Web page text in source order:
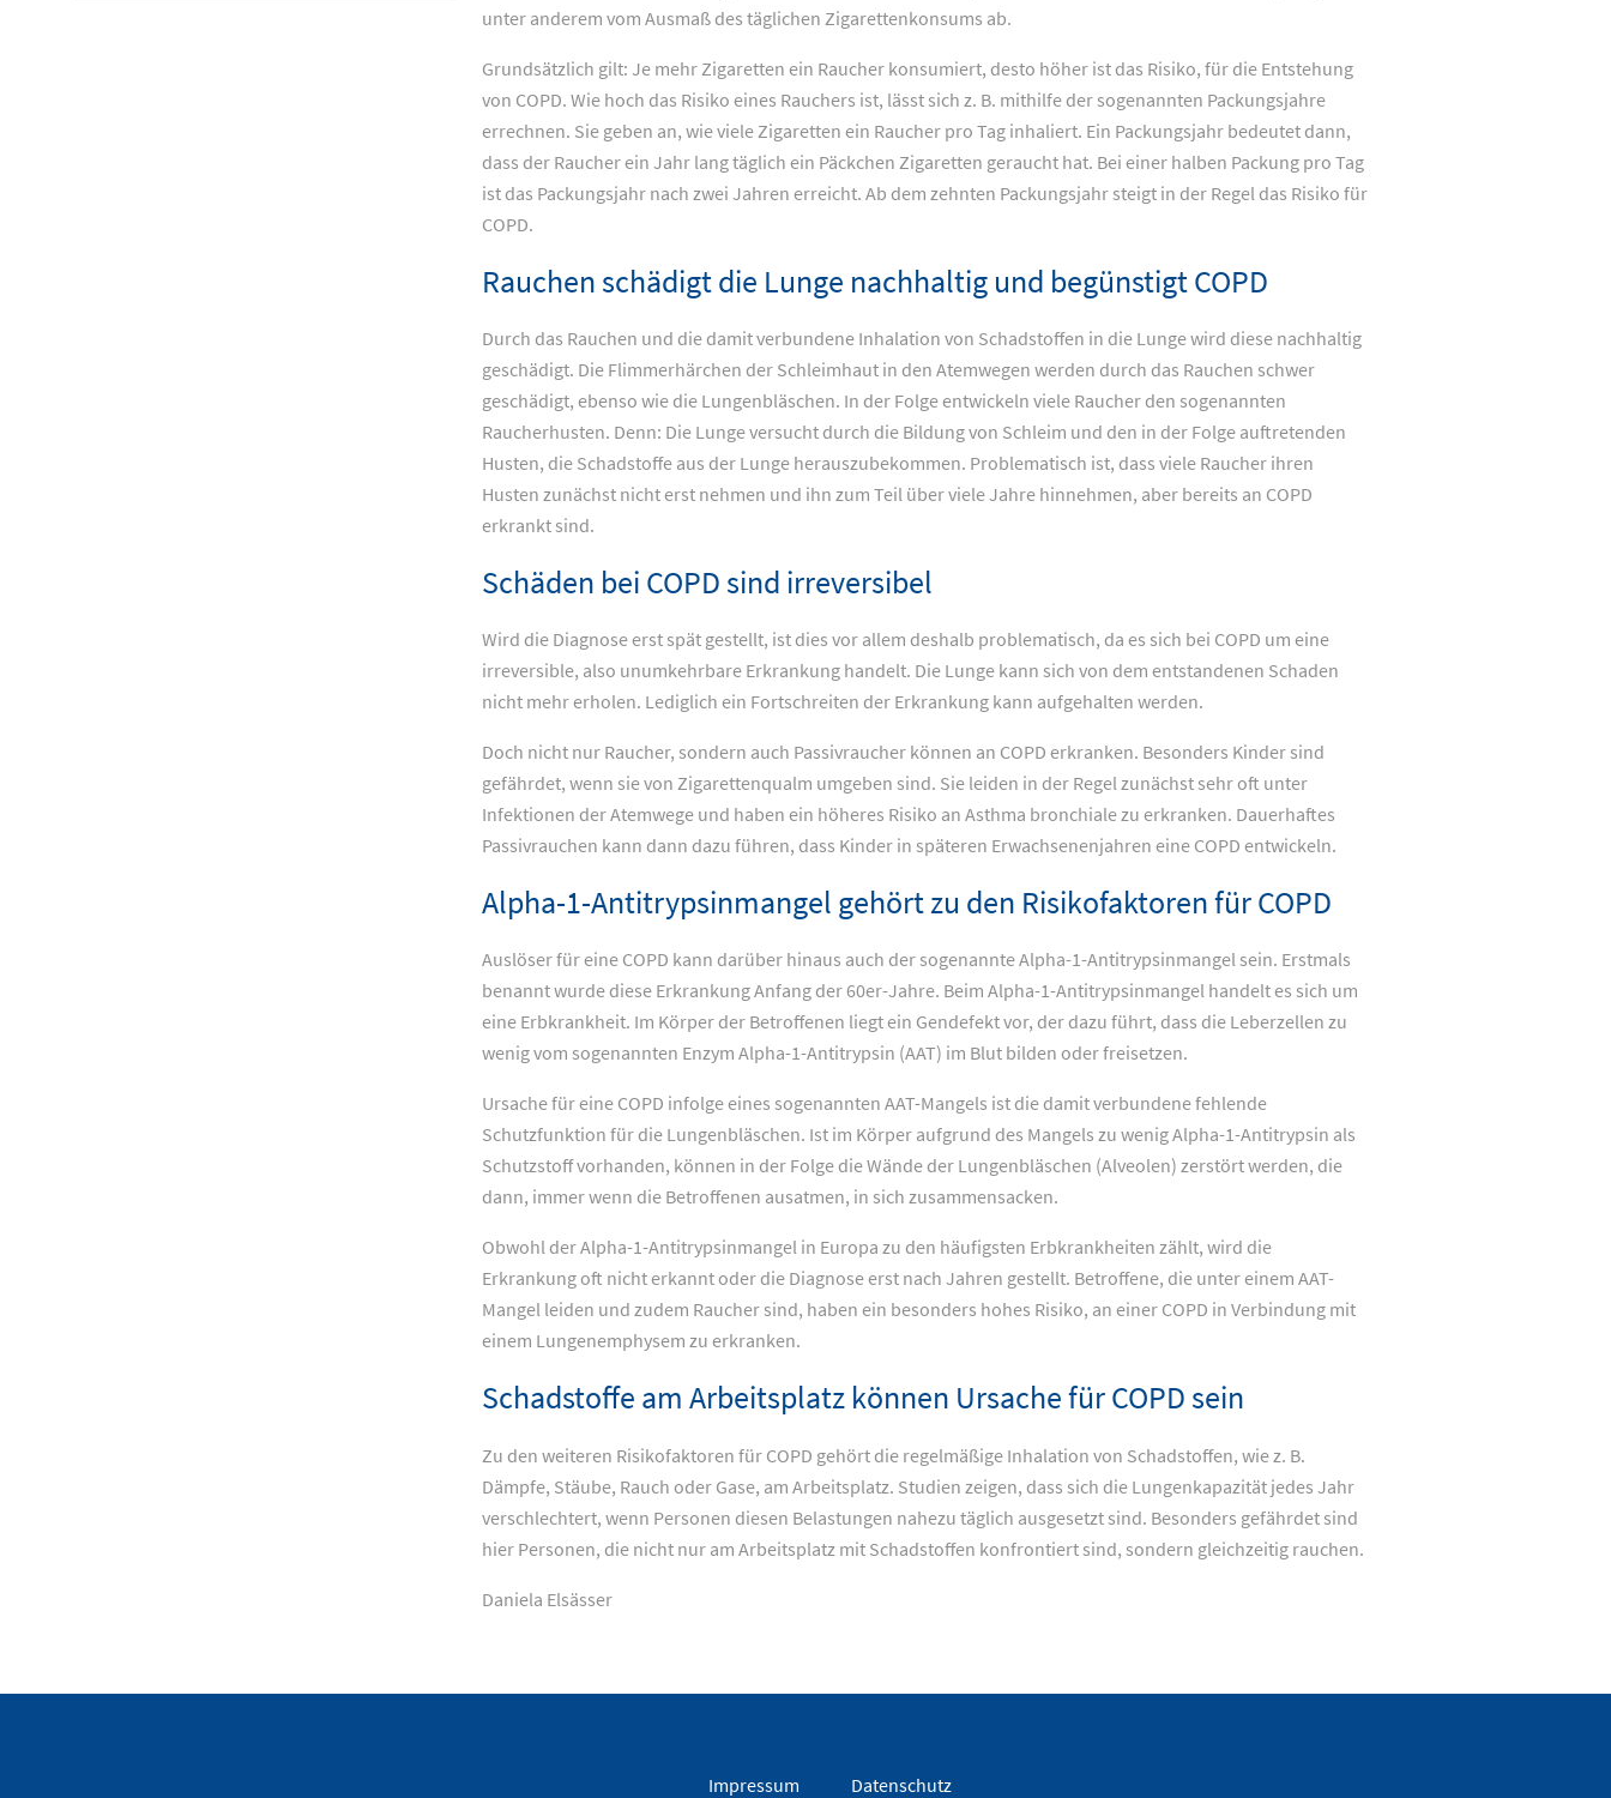
unter anderem vom Ausmaß des täglichen Zigarettenkonsums ab.
Grundsätzlich gilt: Je mehr Zigaretten ein Raucher konsumiert, desto höher ist das Risiko, für die Entstehung
von COPD. Wie hoch das Risiko eines Rauchers ist, lässt sich z. B. mithilfe der sogenannten Packungsjahre
errechnen. Sie geben an, wie viele Zigaretten ein Raucher pro Tag inhaliert. Ein Packungsjahr bedeutet dann,
dass der Raucher ein Jahr lang täglich ein Päckchen Zigaretten geraucht hat. Bei einer halben Packung pro Tag
ist das Packungsjahr nach zwei Jahren erreicht. Ab dem zehnten Packungsjahr steigt in der Regel das Risiko für
COPD.
Rauchen schädigt die Lunge nachhaltig und begünstigt COPD
Durch das Rauchen und die damit verbundene Inhalation von Schadstoffen in die Lunge wird diese nachhaltig
geschädigt. Die Flimmerhärchen der Schleimhaut in den Atemwegen werden durch das Rauchen schwer
geschädigt, ebenso wie die Lungenbläschen. In der Folge entwickeln viele Raucher den sogenannten
Raucherhusten. Denn: Die Lunge versucht durch die Bildung von Schleim und den in der Folge auftretenden
Husten, die Schadstoffe aus der Lunge herauszubekommen. Problematisch ist, dass viele Raucher ihren
Husten zunächst nicht erst nehmen und ihn zum Teil über viele Jahre hinnehmen, aber bereits an COPD
erkrankt sind.
Schäden bei COPD sind irreversibel
Wird die Diagnose erst spät gestellt, ist dies vor allem deshalb problematisch, da es sich bei COPD um eine
irreversible, also unumkehrbare Erkrankung handelt. Die Lunge kann sich von dem entstandenen Schaden
nicht mehr erholen. Lediglich ein Fortschreiten der Erkrankung kann aufgehalten werden.
Doch nicht nur Raucher, sondern auch Passivraucher können an COPD erkranken. Besonders Kinder sind
gefährdet, wenn sie von Zigarettenqualm umgeben sind. Sie leiden in der Regel zunächst sehr oft unter
Infektionen der Atemwege und haben ein höheres Risiko an Asthma bronchiale zu erkranken. Dauerhaftes
Passivrauchen kann dann dazu führen, dass Kinder in späteren Erwachsenenjahren eine COPD entwickeln.
Alpha-1-Antitrypsinmangel gehört zu den Risikofaktoren für COPD
Auslöser für eine COPD kann darüber hinaus auch der sogenannte Alpha-1-Antitrypsinmangel sein. Erstmals
benannt wurde diese Erkrankung Anfang der 60er-Jahre. Beim Alpha-1-Antitrypsinmangel handelt es sich um
eine Erbkrankheit. Im Körper der Betroffenen liegt ein Gendefekt vor, der dazu führt, dass die Leberzellen zu
wenig vom sogenannten Enzym Alpha-1-Antitrypsin (AAT) im Blut bilden oder freisetzen.
Ursache für eine COPD infolge eines sogenannten AAT-Mangels ist die damit verbundene fehlende
Schutzfunktion für die Lungenbläschen. Ist im Körper aufgrund des Mangels zu wenig Alpha-1-Antitrypsin als
Schutzstoff vorhanden, können in der Folge die Wände der Lungenbläschen (Alveolen) zerstört werden, die
dann, immer wenn die Betroffenen ausatmen, in sich zusammensacken.
Obwohl der Alpha-1-Antitrypsinmangel in Europa zu den häufigsten Erbkrankheiten zählt, wird die
Erkrankung oft nicht erkannt oder die Diagnose erst nach Jahren gestellt. Betroffene, die unter einem AAT-
Mangel leiden und zudem Raucher sind, haben ein besonders hohes Risiko, an einer COPD in Verbindung mit
einem Lungenemphysem zu erkranken.
Schadstoffe am Arbeitsplatz können Ursache für COPD sein
Zu den weiteren Risikofaktoren für COPD gehört die regelmäßige Inhalation von Schadstoffen, wie z. B.
Dämpfe, Stäube, Rauch oder Gase, am Arbeitsplatz. Studien zeigen, dass sich die Lungenkapazität jedes Jahr
verschlechtert, wenn Personen diesen Belastungen nahezu täglich ausgesetzt sind. Besonders gefährdet sind
hier Personen, die nicht nur am Arbeitsplatz mit Schadstoffen konfrontiert sind, sondern gleichzeitig rauchen.
Daniela Elsässer
Impressum Datenschutz